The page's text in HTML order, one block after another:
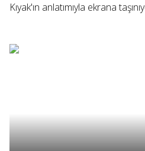
Kıyak'ın anlatımıyla ekrana